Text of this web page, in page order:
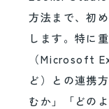
方法まで、初
します。特に
（Microsoft
ど）との連携
むか」「どの